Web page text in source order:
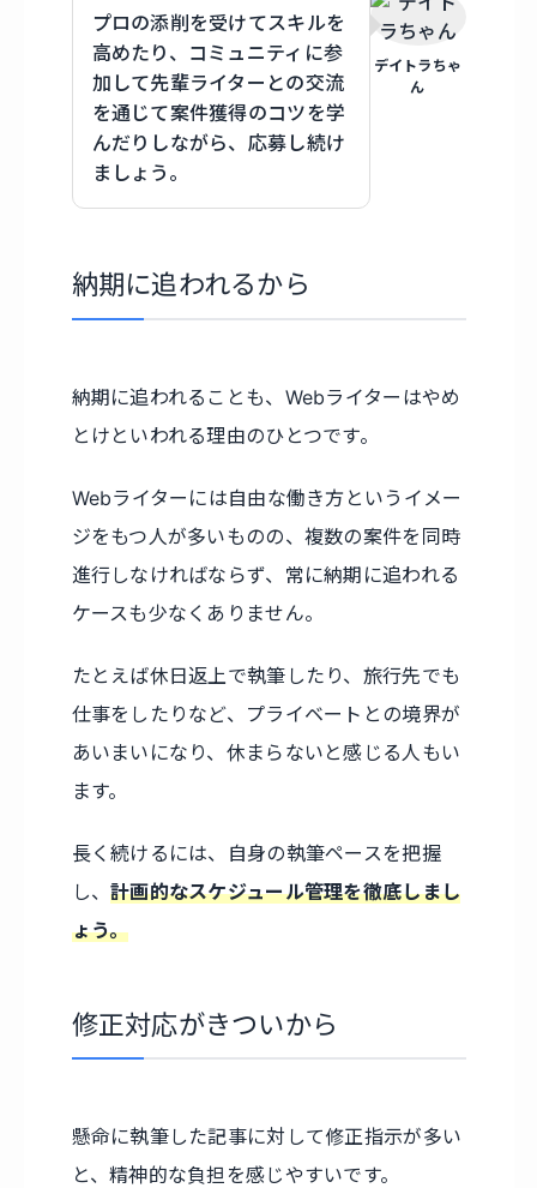
デイトラちゃ
ん
プロの添削を受けてスキルを
高めたり、コミュニティに参
加して先輩ライターとの交流
を通じて案件獲得のコツを学
んだりしながら、応募し続け
ましょう。
納期に追われるから
納期に追われることも、Webライターはやめ
とけといわれる理由のひとつです。
Webライターには自由な働き方というイメー
ジをもつ人が多いものの、複数の案件を同時
進行しなければならず、常に納期に追われる
ケースも少なくありません。
たとえば休日返上で執筆したり、旅行先でも
仕事をしたりなど、プライベートとの境界が
あいまいになり、休まらないと感じる人もい
ます。
長く続けるには、自身の執筆ペースを把握
し、計画的なスケジュール管理を徹底しまし
ょう。
修正対応がきついから
懸命に執筆した記事に対して修正指示が多い
と、精神的な負担を感じやすいです。